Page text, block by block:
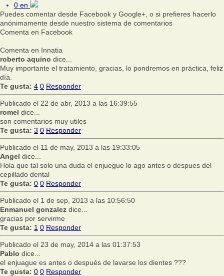
0 en
Puedes comentar desde Facebook y Google+, o si prefieres hacerlo
anónimamente desde nuestro sistema de comentarios
Comenta en Facebook
Comenta en Innatia
roberto aquino dice...
Muy importante el tratamiento, gracias, lo pondremos en práctica, feliz
día.
Te gusta: 4 0 Responder
Publicado el 22 de abr, 2013 a las 16:39:55
romel dice...
son comentarios muy utiles
Te gusta: 3 0 Responder
Publicado el 11 de may, 2013 a las 19:33:05
Angel dice...
Hola que tal solo una duda el enjuegue lo ago antes o despues del
cepillado dental
Te gusta: 0 0 Responder
Publicado el 1 de sep, 2013 a las 10:56:50
Enmanuel gonzalez dice...
gracias por servirme
Te gusta: 1 0 Responder
Publicado el 23 de may, 2014 a las 01:37:53
Pablo dice...
el enjuague es antes o después de lavarse los dientes ???
Te gusta: 0 0 Responder